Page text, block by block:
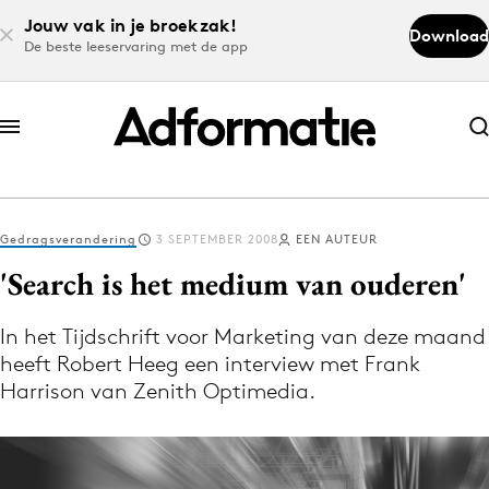
Jouw vak in je broekzak!
De beste leeservaring met de app
Download
Abonneer nu
Abonneer nu
Log in
Download de app
Volg het laatste nieuws via de Adformatie
Nieuws app
Gedragsverandering 3 SEPTEMBER 2008 EEN AUTEUR
'Search is het medium van ouderen'
In het Tijdschrift voor Marketing van deze maand
heeft Robert Heeg een interview met Frank
Harrison van Zenith Optimedia.